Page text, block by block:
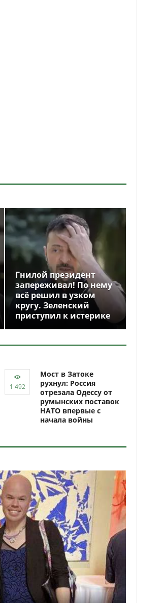
Гнилой президент
запереживал! По нему
всё решил в узком
кругу. Зеленский
приступил к истерике
Мост в Затоке
рухнул: Россия
отрезала Одессу от
румынских поставок
НАТО впервые с
начала войны